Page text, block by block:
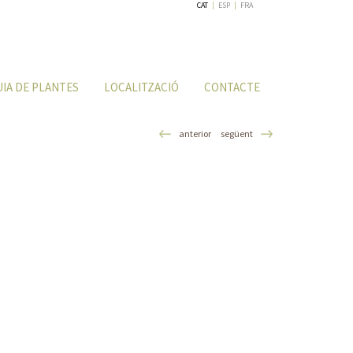
CAT | ESP | FRA
DE PLANTES LOCALITZACIÓ CONTACTE
anterior següent